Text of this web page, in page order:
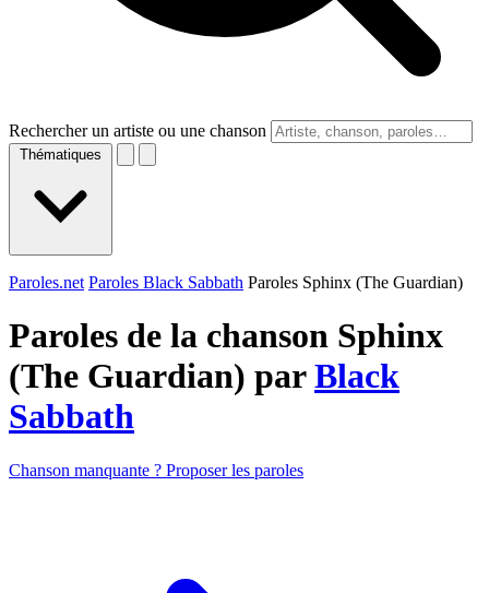
Rechercher un artiste ou une chanson
Thématiques
Paroles.net Paroles Black Sabbath Paroles Sphinx (The Guardian)
Paroles de la chanson Sphinx
(The Guardian) parBlack
Sabbath
Chanson manquante ? Proposer les paroles